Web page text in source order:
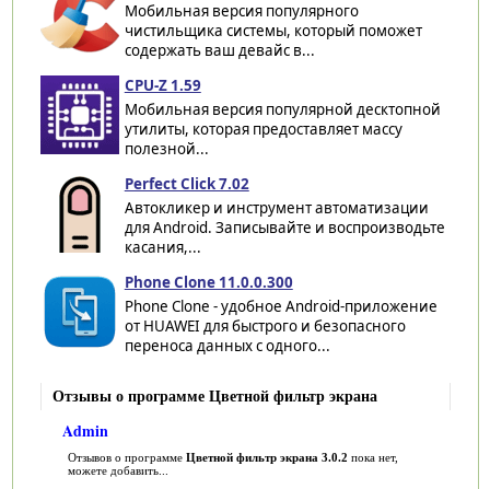
Мобильная версия популярного
чистильщика системы, который поможет
содержать ваш девайс в...
CPU-Z 1.59
Мобильная версия популярной десктопной
утилиты, которая предоставляет массу
полезной...
Perfect Click 7.02
Автокликер и инструмент автоматизации
для Android. Записывайте и воспроизводьте
касания,...
Phone Clone 11.0.0.300
Phone Clone - удобное Android-приложение
от HUAWEI для быстрого и безопасного
переноса данных с одного...
Отзывы о программе Цветной фильтр экрана
Admin
Отзывов о программе Цветной фильтр экрана 3.0.2 пока нет,
можете добавить...